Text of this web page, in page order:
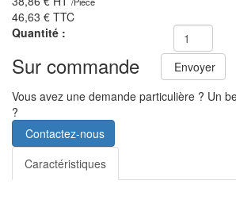
46,63 € TTC
Quantité :
Sur commande
Envoyer
Vous avez une demande particulière ? Un
?
Contactez-nous
Caractéristiques